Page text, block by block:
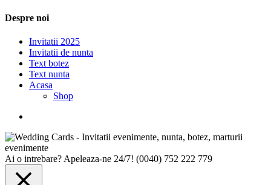
Despre noi
Invitatii 2025
Invitatii de nunta
Text botez
Text nunta
Acasa
Shop
Ai o intrebare? Apeleaza-ne 24/7! (0040) 752 222 779